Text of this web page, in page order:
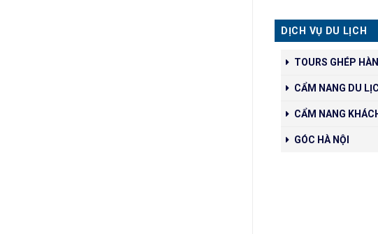
DỊCH VỤ DU LỊCH
TOURS GHÉP
CẨM NANG DU
CẨM NANG
GÓC HÀ NỘI